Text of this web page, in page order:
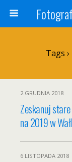
Tags
2 GRUDNIA 2018
Zeskanuj
na 2019 w
6 LISTOPADA 2018